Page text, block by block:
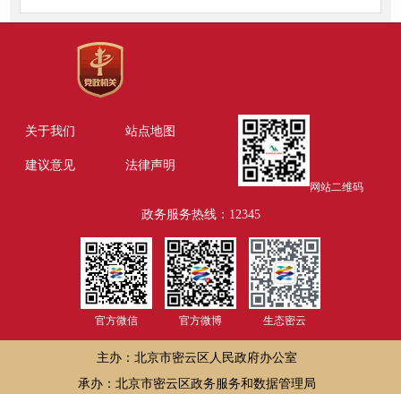
关于我们 站点地图
建议意见 法律声明
网站二维码
政务服务热线：12345
官方微信 官方微博 生态密云
主办：北京市密云区人民政府办公室
承办：北京市密云区政务服务和数据管理局